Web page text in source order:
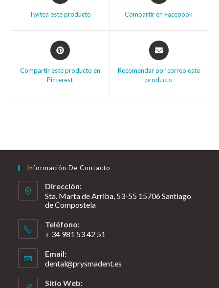
Twitea este producto Compartir en Facebook
Compartir este producto en
Pinterest
Recomendar por correo este
producto
Información De Contacto
Dirección:
Sta. Marta de Arriba, 53-55 15706 Santiago
de Compostela
Teléfono:
+ 34 981 53 42 51
Email:
dental@prysmadent.es
Sitio Web: